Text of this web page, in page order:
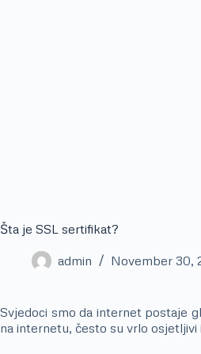
Šta je SSL sertifikat?
admin November 30,
Svjedoci smo da internet postaje
na internetu, često su vrlo